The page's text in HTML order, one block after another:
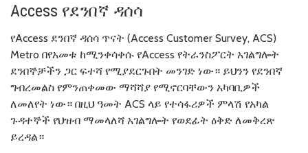
Access የደንበኛ ዳሰሳ
የAccess ደንበኛ ዳሰሳ ጥናት (Access Customer Survey, ACS)
Metro በየአመቱ ከሚንቀሳቀሱ የAccess የትራንስፖርት አገልግሎት
ደንበኞቻችን ጋር ፍተሻ የሚያደርጉበት መንገድ ነው። ይህንን የደንበኛ
ግብረመልስ የምንጠቀመው ማሻሻያ የሚኖርባቸውን አካባቢዎች
ለመለየት ነው። በዚህ ዓመት ACS ላይ የተሳፋሪዎች ምላሽ የአካል
ጉዳተኞች የህዝብ ማመላለሻ አገልግሎት የወደፊት ዕቅድ ለመቅረጽ
ይረዳል።